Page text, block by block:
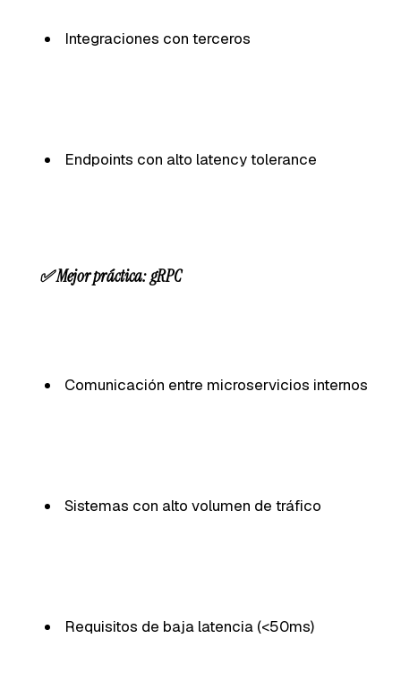
Integraciones con terceros
Endpoints con alto latency tolerance
✅ Mejor práctica: gRPC
Comunicación entre microservicios internos
Sistemas con alto volumen de tráfico
Requisitos de baja latencia (<50ms)